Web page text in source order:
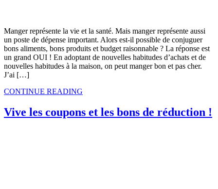
Manger représente la vie et la santé. Mais manger représente aussi
un poste de dépense important. Alors est-il possible de conjuguer
bons aliments, bons produits et budget raisonnable ? La réponse est
un grand OUI ! En adoptant de nouvelles habitudes d’achats et de
nouvelles habitudes à la maison, on peut manger bon et pas cher.
J’ai […]
CONTINUE READING
Vive les coupons et les bons de réduction !